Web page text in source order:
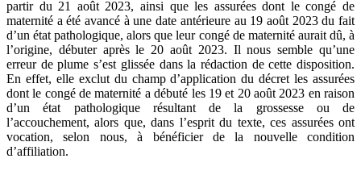
partir du 21 août 2023, ainsi que les assurées dont le congé de
maternité a été avancé à une date antérieure au 19 août 2023 du fait
d’un état pathologique, alors que leur congé de maternité aurait dû, à
l’origine, débuter après le 20 août 2023. Il nous semble qu’une
erreur de plume s’est glissée dans la rédaction de cette disposition.
En effet, elle exclut du champ d’application du décret les assurées
dont le congé de maternité a débuté les 19 et 20 août 2023 en raison
d’un état pathologique résultant de la grossesse ou de
l’accouchement, alors que, dans l’esprit du texte, ces assurées ont
vocation, selon nous, à bénéficier de la nouvelle condition
d’affiliation.